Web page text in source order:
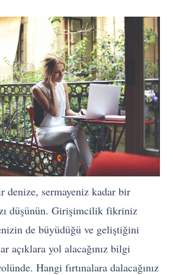
denize, sermayeniz kadar bir
düşünün. Girişimcilik fikriniz
de büyüdüğü ve geliştiğini
açıklara yol alacağınız bilgi
Hangi fırtınalara dalacağınız